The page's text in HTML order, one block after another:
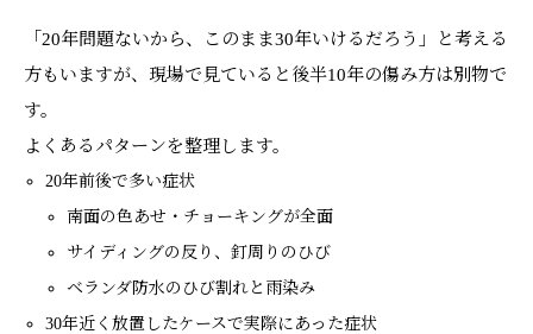
「20年問題ないから、このまま30年いけるだろう」と考える
方もいますが、現場で見ていると後半10年の傷み方は別物で
す。
よくあるパターンを整理します。
20年前後で多い症状
南面の色あせ・チョーキングが全面
サイディングの反り、釘周りのひび
ベランダ防水のひび割れと雨染み
30年近く放置したケースで実際にあった症状